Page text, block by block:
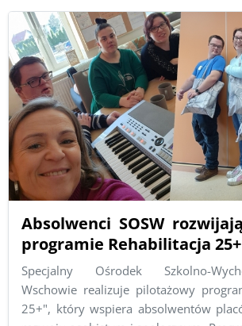
Absolwenci SOSW
programie Rehabilitacja 25+
Specjalny Ośrodek Szkolno-
Wschowie realizuje pilotażowy
25+", który wspiera absolwentów